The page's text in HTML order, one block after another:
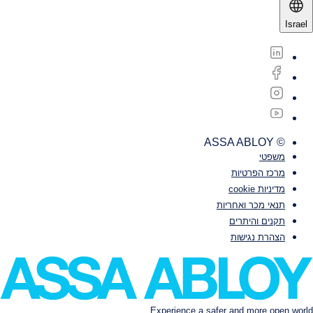
Israel
© ASSA ABLOY
משפטי‎‎
מרכז הפרטיות
מדיניות cookie
תנאי מכר ואחריות
תקנים והיתרים
הצהרת נגישות
Experience a safer and more open world